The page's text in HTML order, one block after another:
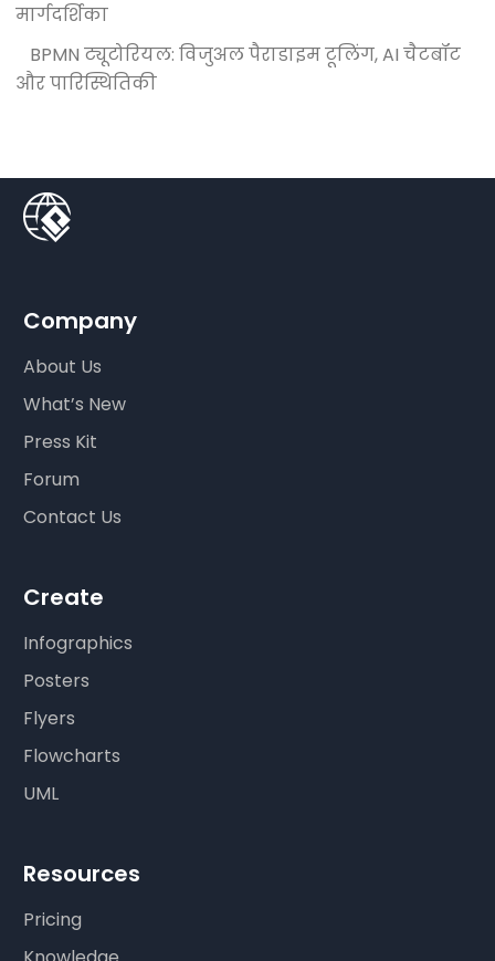
मार्गदर्शिका
BPMN ट्यूटोरियल: विजुअल पैराडाइम टूलिंग, AI चैटबॉट
और पारिस्थितिकी
Company
About Us
What’s New
Press Kit
Forum
Contact Us
Create
Infographics
Posters
Flyers
Flowcharts
UML
Resources
Pricing